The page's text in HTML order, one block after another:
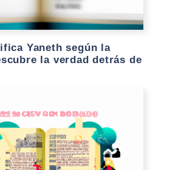
Yaneth según la
la verdad detrás de